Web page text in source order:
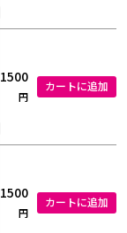
1500
円
カートに追加
1500
円
カートに追加